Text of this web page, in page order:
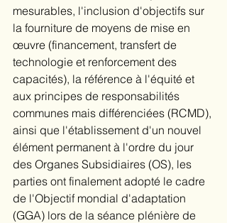
mesurables, l'inclusion d'objectifs sur
la fourniture de moyens de mise en
œuvre (financement, transfert de
technologie et renforcement des
capacités), la référence à l'équité et
aux principes de responsabilités
communes mais différenciées (RCMD),
ainsi que l'établissement d'un nouvel
élément permanent à l'ordre du jour
des Organes Subsidiaires (OS), les
parties ont finalement adopté le cadre
de l'Objectif mondial d'adaptation
(GGA) lors de la séance plénière de